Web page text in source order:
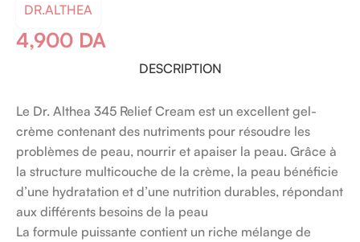
DR.ALTHEA
4,900 DA
DESCRIPTION
Le Dr. Althea 345 Relief Cream est un excellent gel-
crème contenant des nutriments pour résoudre les
problèmes de peau, nourrir et apaiser la peau. Grâce à
la structure multicouche de la crème, la peau bénéficie
d’une hydratation et d’une nutrition durables, répondant
aux différents besoins de la peau
La formule puissante contient un riche mélange de